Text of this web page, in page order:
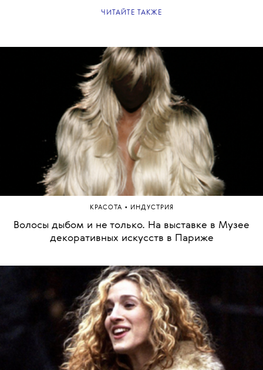
ЧИТАЙТЕ ТАКЖЕ
КРАСОТА • ИНДУСТРИЯ
Волосы дыбом и не только. На выставке в Музее
декоративных искусств в Париже